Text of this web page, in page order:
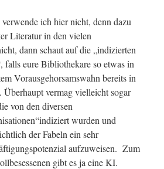
ich hier nicht, denn dazu
Literatur in den vielen
dann schaut auf die „indizierten
falls eure Bibliothekare so etwas in
Vorausgehorsamswahn bereits in
Überhaupt vermag vielleicht sogar
von den diversen
wurden und
der Fabeln ein sehr
aufzuweisen. Zum
gibt es ja eine KI.